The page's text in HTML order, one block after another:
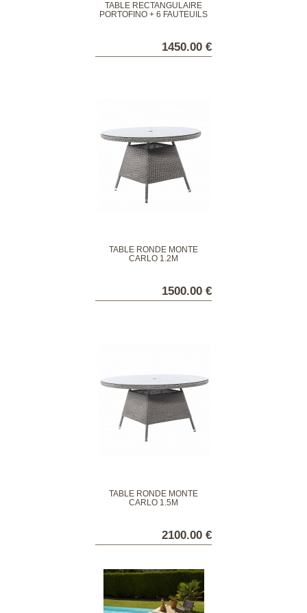
TABLE RECTANGULAIRE
PORTOFINO + 6 FAUTEUILS
1450.00 €
TABLE RONDE MONTÉ
CARLO 1.2M
1500.00 €
TABLE RONDE MONTÉ
CARLO 1.5M
2100.00 €